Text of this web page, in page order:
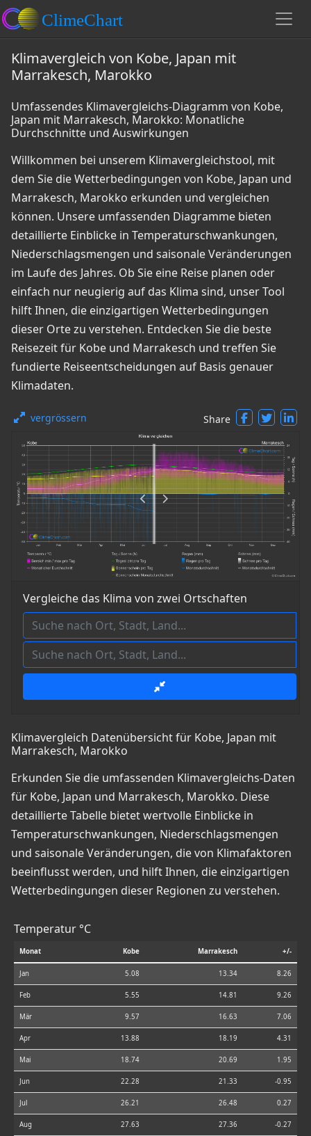
Klimavergleich von Kobe, Japan mit
Marrakesch, Marokko
Umfassendes Klimavergleichs-Diagramm von Kobe,
Japan mit Marrakesch, Marokko: Monatliche
Durchschnitte und Auswirkungen
Willkommen bei unserem Klimavergleichstool, mit
dem Sie die Wetterbedingungen von Kobe, Japan und
Marrakesch, Marokko erkunden und vergleichen
können. Unsere umfassenden Diagramme bieten
detaillierte Einblicke in Temperaturschwankungen,
Niederschlagsmengen und saisonale Veränderungen
im Laufe des Jahres. Ob Sie eine Reise planen oder
einfach nur neugierig auf das Klima sind, unser Tool
hilft Ihnen, die einzigartigen Wetterbedingungen
dieser Orte zu verstehen. Entdecken Sie die beste
Reisezeit für Kobe und Marrakesch und treffen Sie
fundierte Reiseentscheidungen auf Basis genauer
Klimadaten.
vergrössern Share
Vergleiche das Klima von zwei Ortschaften
Klimavergleich Datenübersicht für Kobe, Japan mit
Marrakesch, Marokko
Erkunden Sie die umfassenden Klimavergleichs-Daten
für Kobe, Japan und Marrakesch, Marokko. Diese
detaillierte Tabelle bietet wertvolle Einblicke in
Temperaturschwankungen, Niederschlagsmengen
und saisonale Veränderungen, die von Klimafaktoren
beeinflusst werden, und hilft Ihnen, die einzigartigen
Wetterbedingungen dieser Regionen zu verstehen.
Temperatur °C
Monat Kobe Marrakesch +/-
Jan 5.08 13.34 8.26
Feb 5.55 14.81 9.26
Mär 9.57 16.63 7.06
Apr 13.88 18.19 4.31
Mai 18.74 20.69 1.95
Jun 22.28 21.33 -0.95
Jul 26.21 26.48 0.27
Aug 27.63 27.36 -0.27